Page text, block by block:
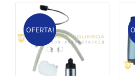
OFERTA!